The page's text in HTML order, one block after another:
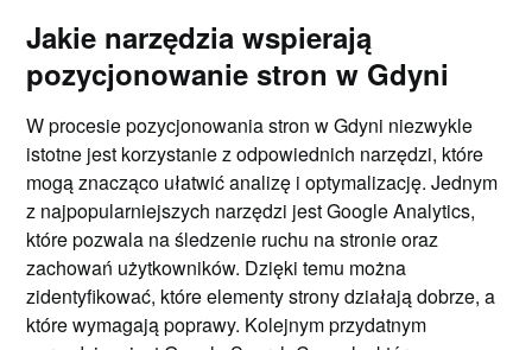
Jakie narzędzia wspierają
pozycjonowanie stron w Gdyni
W procesie pozycjonowania stron w Gdyni niezwykle
istotne jest korzystanie z odpowiednich narzędzi, które
mogą znacząco ułatwić analizę i optymalizację. Jednym
z najpopularniejszych narzędzi jest Google Analytics,
które pozwala na śledzenie ruchu na stronie oraz
zachowań użytkowników. Dzięki temu można
zidentyfikować, które elementy strony działają dobrze, a
które wymagają poprawy. Kolejnym przydatnym